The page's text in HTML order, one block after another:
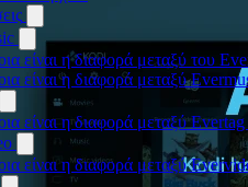
είναι η διαφορά μεταξύ του
είναι η διαφορά μεταξύ
είναι η διαφορά μεταξύ
είναι η διαφορά μεταξύ